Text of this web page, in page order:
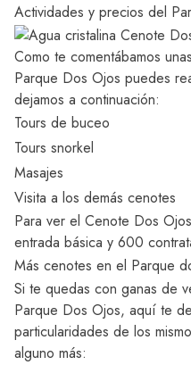
Actividades y precios del
Como te comentábamos
Parque Dos Ojos puedes
dejamos a continuación:
Tours de buceo
Tours snorkel
Masajes
Visita a los demás cenotes
Para ver el Cenote Dos
entrada básica y 600
Más cenotes en el Parque
Si te quedas con ganas de
Parque Dos Ojos, aquí te
particularidades de los
alguno más: